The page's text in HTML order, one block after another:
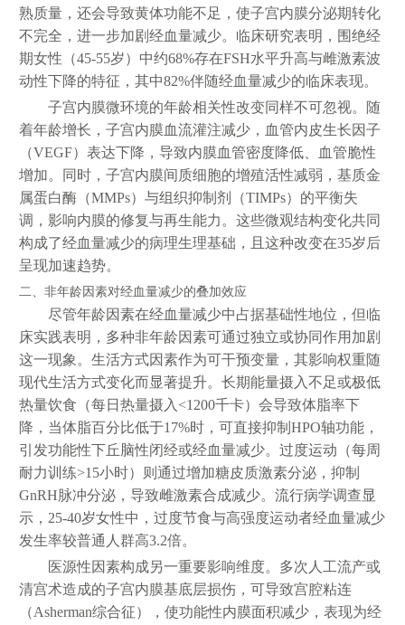
熟质量，还会导致黄体功能不足，使子宫内膜分泌期转化
不完全，进一步加剧经血量减少。临床研究表明，围绝经
期女性（45-55岁）中约68%存在FSH水平升高与雌激素波
动性下降的特征，其中82%伴随经血量减少的临床表现。
子宫内膜微环境的年龄相关性改变同样不可忽视。随
着年龄增长，子宫内膜血流灌注减少，血管内皮生长因子
（VEGF）表达下降，导致内膜血管密度降低、血管脆性
增加。同时，子宫内膜间质细胞的增殖活性减弱，基质金
属蛋白酶（MMPs）与组织抑制剂（TIMPs）的平衡失
调，影响内膜的修复与再生能力。这些微观结构变化共同
构成了经血量减少的病理生理基础，且这种改变在35岁后
呈现加速趋势。
二、非年龄因素对经血量减少的叠加效应
尽管年龄因素在经血量减少中占据基础性地位，但临
床实践表明，多种非年龄因素可通过独立或协同作用加剧
这一现象。生活方式因素作为可干预变量，其影响权重随
现代生活方式变化而显著提升。长期能量摄入不足或极低
热量饮食（每日热量摄入<1200千卡）会导致体脂率下
降，当体脂百分比低于17%时，可直接抑制HPO轴功能，
引发功能性下丘脑性闭经或经血量减少。过度运动（每周
耐力训练>15小时）则通过增加糖皮质激素分泌，抑制
GnRH脉冲分泌，导致雌激素合成减少。流行病学调查显
示，25-40岁女性中，过度节食与高强度运动者经血量减少
发生率较普通人群高3.2倍。
医源性因素构成另一重要影响维度。多次人工流产或
清宫术造成的子宫内膜基底层损伤，可导致宫腔粘连
（Asherman综合征），使功能性内膜面积减少，表现为经